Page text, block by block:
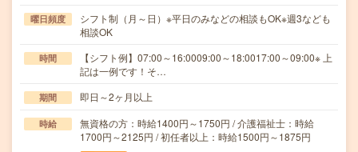
曜日頻度
シフト制（月～日）※平日のみなどの相談もOK※週3なども
相談OK
時間
【シフト例】07:00～16:0009:00～18:0017:00～09:00※ 上
記は一例です！そ…
期間 即日～2ヶ月以上
時給
無資格の方：時給1400円～1750円 / 介護福祉士：時給
1700円～2125円 / 初任者以上：時給1500円～1875円